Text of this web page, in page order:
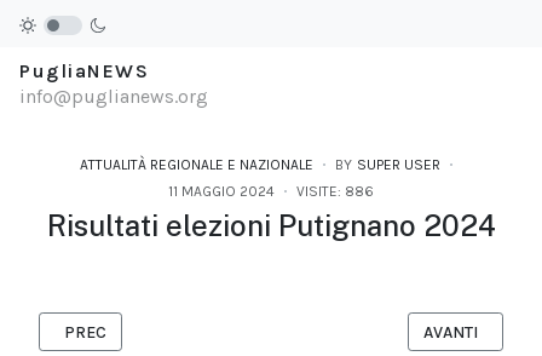
PugliaNEWS
info@puglianews.org
ATTUALITÀ REGIONALE E NAZIONALE BY SUPER USER
11 MAGGIO 2024
VISITE: 886
Risultati elezioni Putignano 2024
ARTICOLO PRECEDENTE: RISULTATI ELEZIONI COMUNALI 2024
PREC ARTICOLO
AVANTI